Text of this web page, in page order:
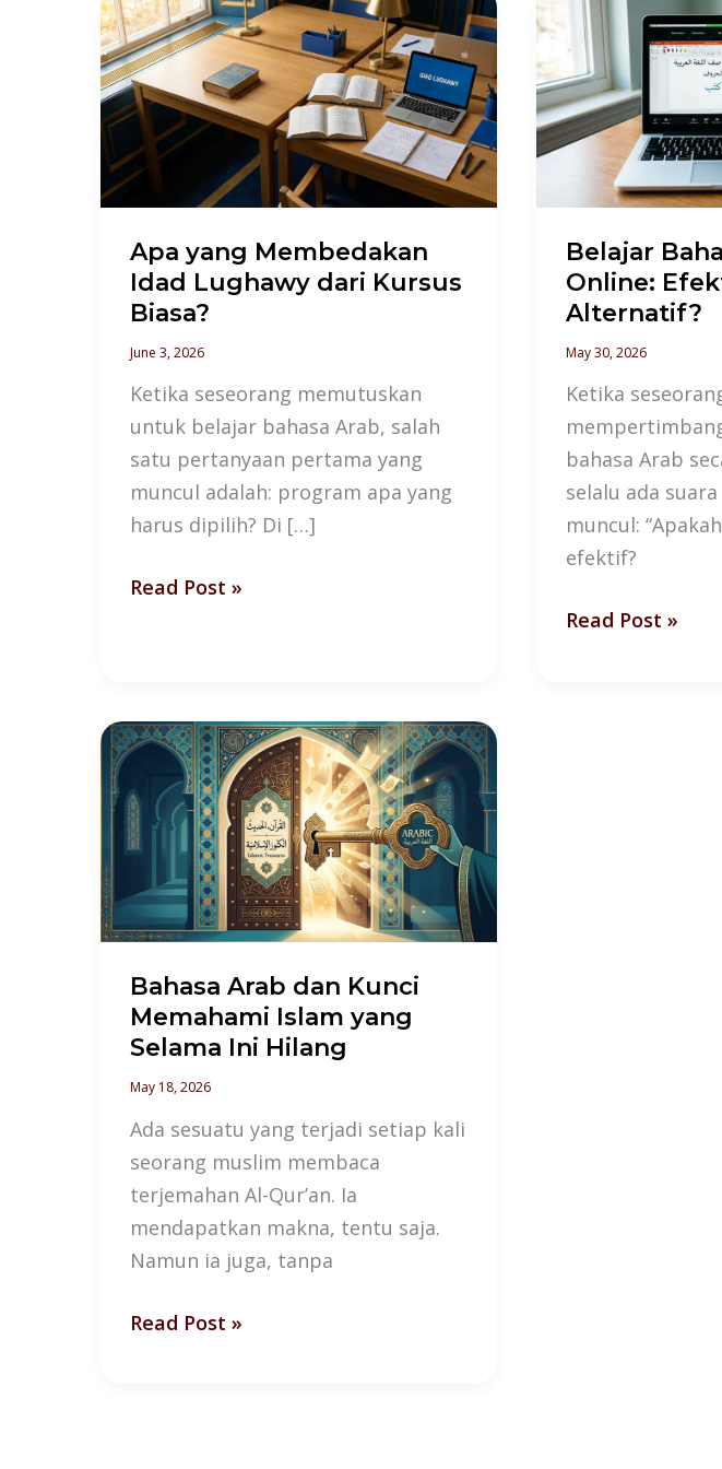
Apa yang Membedakan
Idad Lughawy dari Kursus
Biasa?
June 3, 2026
Ketika seseorang memutuskan
untuk belajar bahasa Arab, salah
satu pertanyaan pertama yang
muncul adalah: program apa yang
harus dipilih? Di […]
yang
Membedakan
Idad
Lughawy
dari
Kursus
Read Post »
Belajar
Online:
Alternatif?
May 30, 2026
Ketika
bahasa Arab
selalu ada
muncul:
efektif?
Bahasa
Arab
Online:
Efektif
atau
Alternatif?
Read Post »
Bahasa Arab dan Kunci
Memahami Islam yang
Selama Ini Hilang
May 18, 2026
Ada sesuatu yang terjadi setiap kali
seorang muslim membaca
terjemahan Al-Qur’an. Ia
mendapatkan makna, tentu saja.
Namun ia juga, tanpa
Bahasa
dan
Kunci
Memahami
Islam
yang
Ini
Hilang
Read Post »